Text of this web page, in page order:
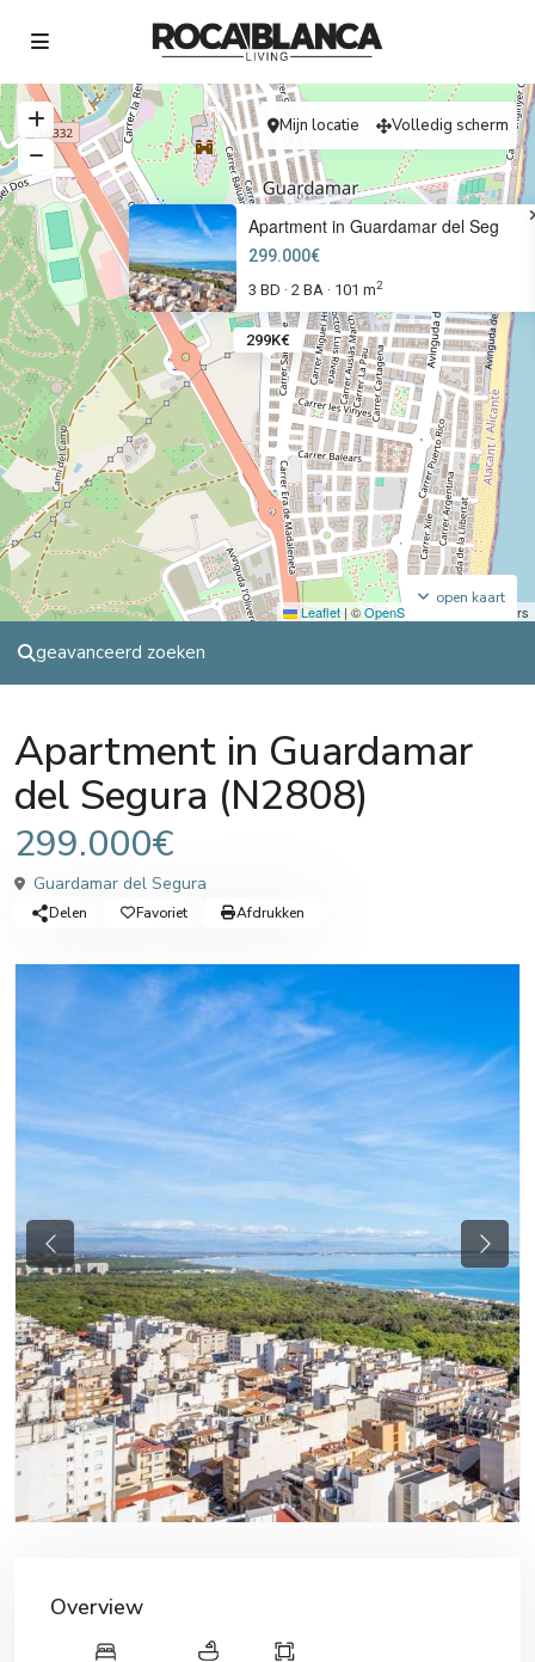
299K€
Apartment in Guardamar del Seg
299.000€
3 BD · 2 BA · 101 m2
Leaflet | ©OpenStreetMap contributors
open kaart
Mijn locatie Volledig scherm
geavanceerd zoeken
Apartment in Guardamar
del Segura (N2808)
299.000€
Guardamar del Segura
Delen Favoriet Afdrukken
Previous Next
Overview